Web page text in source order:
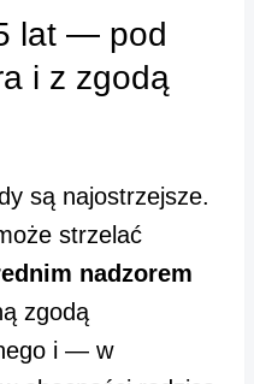
lat — pod
i z zgodą
są najostrzejsze.
strzelać
nadzorem
zgodą
i — w